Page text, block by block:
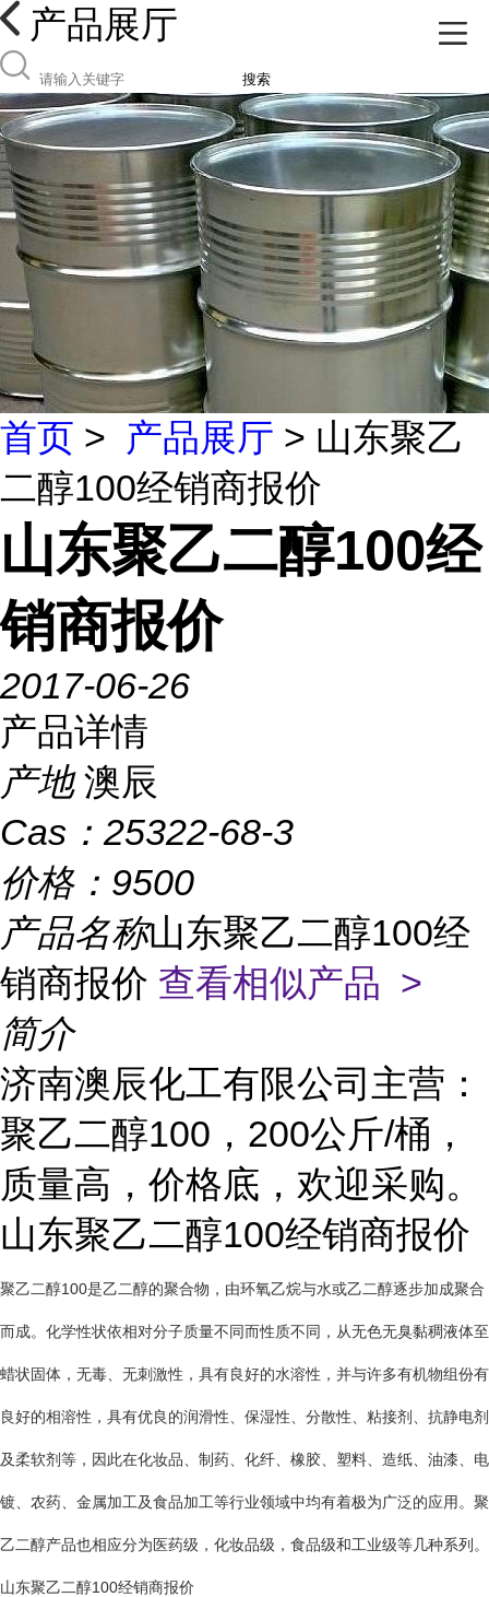
产品展厅
搜索
首页 > 产品展厅 > 山东聚乙
二醇100经销商报价
山东聚乙二醇100经
销商报价
2017-06-26
产品详情
产地 澳辰
Cas： 25322-68-3
价格： 9500
产品名称山东聚乙二醇100经
销商报价 查看相似产品 >
简介
济南澳辰化工有限公司主营：
聚乙二醇100，200公斤/桶，
质量高，价格底，欢迎采购。
山东聚乙二醇100经销商报价
聚乙二醇100是乙二醇的聚合物，由环氧乙烷与水或乙二醇逐步加成聚合
而成。化学性状依相对分子质量不同而性质不同，从无色无臭黏稠液体至
蜡状固体，无毒、无刺激性，具有良好的水溶性，并与许多有机物组份有
良好的相溶性，具有优良的润滑性、保湿性、分散性、粘接剂、抗静电剂
及柔软剂等，因此在化妆品、制药、化纤、橡胶、塑料、造纸、油漆、电
镀、农药、金属加工及食品加工等行业领域中均有着极为广泛的应用。聚
乙二醇产品也相应分为医药级，化妆品级，食品级和工业级等几种系列。
山东聚乙二醇100经销商报价